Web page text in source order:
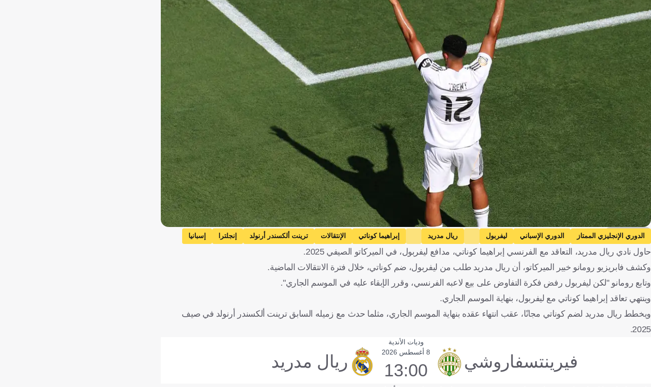
Getty Images
الدوري الإنجليزي الممتاز الدوري الإسباني ليفربول ريال مدريد إبراهيما كوناتي الإنتقالات ترينت ألكسندر أرنولد إنجلترا
إسبانيا
كرة قدم
حاول نادي ريال مدريد، التعاقد مع الفرنسي إبراهيما كوناتي، مدافع ليفربول، في الميركاتو الصيفي 2025.
وكشف فابريزيو رومانو خبير الميركاتو، أن ريال مدريد طلب من ليفربول، ضم كوناتي، خلال فترة الانتقالات الماضية.
وتابع رومانو "لكن ليفربول رفض فكرة التفاوض على بيع لاعبه الفرنسي، وقرر الإبقاء عليه في الموسم الجاري".
وينتهي تعاقد إبراهيما كوناتي مع ليفربول، بنهاية الموسم الجاري.
ويخطط ريال مدريد لضم كوناتي مجانًا، عقب انتهاء عقده بنهاية الموسم الجاري، مثلما حدث مع زميله السابق ترينت ألكسندر أرنولد في صيف
2025.
وديات الأندية
فيرينتسفاروشي 8 أغسطس 2026
13:00 ريال مدريد